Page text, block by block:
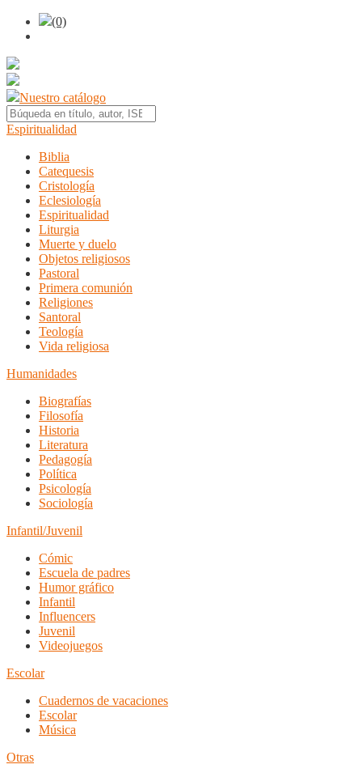
(0)
Nuestro catálogo
Espiritualidad
Biblia
Catequesis
Cristología
Eclesiología
Espiritualidad
Liturgia
Muerte y duelo
Objetos religiosos
Pastoral
Primera comunión
Religiones
Santoral
Teología
Vida religiosa
Humanidades
Biografías
Filosofía
Historia
Literatura
Pedagogía
Política
Psicología
Sociología
Infantil/Juvenil
Cómic
Escuela de padres
Humor gráfico
Infantil
Influencers
Juvenil
Videojuegos
Escolar
Cuadernos de vacaciones
Escolar
Música
Otras